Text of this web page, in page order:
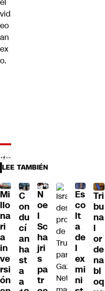
el
vid
eo
an
ex
o.
LEE TAMBIÉN
Mi
llo
na
ri
a
in
ve
rsi
ón
C
on
du
cí
an
ha
st
a
a
N
oe
l
Sc
ha
jri
s
pa
tr
Es
co
lt
a
de
l
ex
mi
ni
Tri
bu
na
l
or
de
na
bl
oq